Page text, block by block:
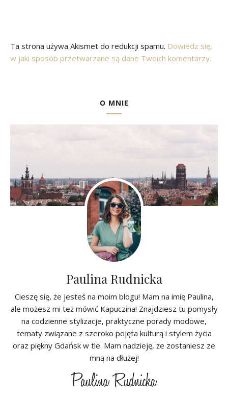
Ta strona używa Akismet do redukcji spamu. Dowiedz się,
w jaki sposób przetwarzane są dane Twoich komentarzy.
O MNIE
Paulina Rudnicka
Cieszę się, że jesteś na moim blogu! Mam na imię Paulina,
ale możesz mi też mówić Kapuczina! Znajdziesz tu pomysły
na codzienne stylizacje, praktyczne porady modowe,
tematy związane z szeroko pojęta kulturą i stylem życia
oraz piękny Gdańsk w tle. Mam nadzieję, że zostaniesz ze
mną na dłużej!